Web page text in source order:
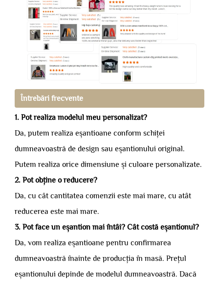
Întrebări frecvente
1. Pot realiza modelul meu personalizat?
Da, putem realiza eșantioane conform schiței
dumneavoastră de design sau eșantionului original.
Putem realiza orice dimensiune și culoare personalizate.
2. Pot obține o reducere?
Da, cu cât cantitatea comenzii este mai mare, cu atât
reducerea este mai mare.
3. Pot face un eșantion mai întâi? Cât costă eșantionul?
Da, vom realiza eșantioane pentru confirmarea
dumneavoastră înainte de producția în masă. Prețul
eșantionului depinde de modelul dumneavoastră. Dacă